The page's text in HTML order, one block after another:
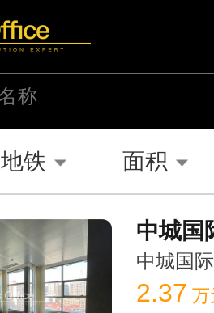
地铁 面积
中城国
中城国
2.37 万